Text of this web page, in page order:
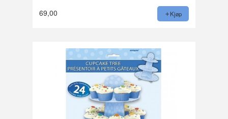
69,00 Kjøp